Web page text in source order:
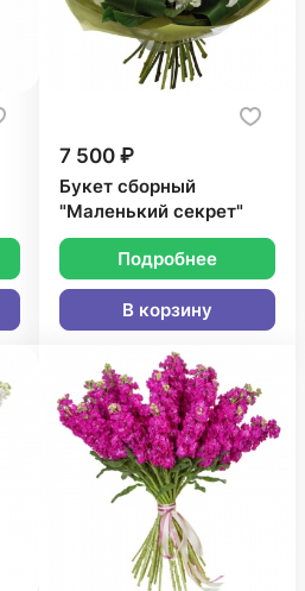
7 500 ₽
Букет сборный
"Маленький секрет"
Подробнее
В корзину